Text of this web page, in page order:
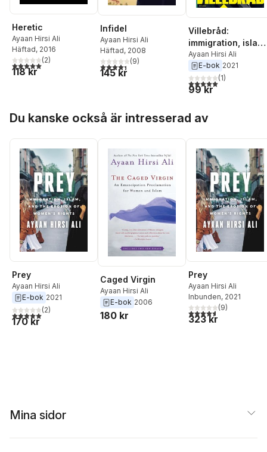
Heretic
Ayaan Hirsi Ali
Häftad, 2016
5,0utav 5 stjärnor. Totalt antal röster:
(2)
118 kr
Infidel
Ayaan Hirsi Ali
Häftad, 2008
4,4utav 5 stjärnor. Totalt antal röster:
(9)
145 kr
Villebråd:
immigration, islam
och kvinnors
rättigheter
Ayaan Hirsi Ali
E-bok 2021
5,0utav 5 stjärnor.
(1)
99 kr
Du kanske också är intresserad av
Prey
Ayaan Hirsi Ali
E-bok 2021
5,0utav 5 stjärnor. Totalt antal röster:
(2)
170 kr
Caged Virgin
Ayaan Hirsi Ali
E-bok 2006
180 kr
Prey
Ayaan Hirsi Ali
Inbunden, 2021
4,6utav 5 stjärnor.
(9)
323 kr
Mina sidor